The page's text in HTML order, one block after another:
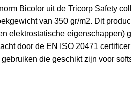
Bicolor uit de Tricorp Safety
van 350 gr/m2. Dit
elektrostatische eigenschappen)
door de EN ISO 20471
die geschikt zijn voor